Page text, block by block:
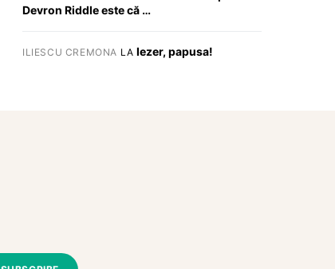
Devron Riddle este că …
ILIESCU CREMONA LA Iezer, papusa!